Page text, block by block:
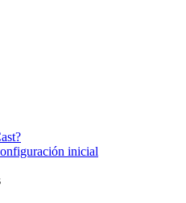
inicial